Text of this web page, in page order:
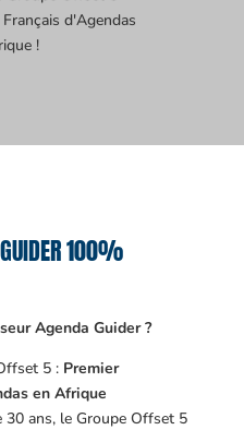
d'Agendas
!
GUIDER 100%
Agenda Guider ?
5 : Premier
en Afrique
30 ans, le Groupe Offset 5